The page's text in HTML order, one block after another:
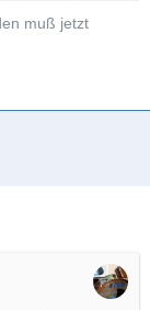
muß jetzt